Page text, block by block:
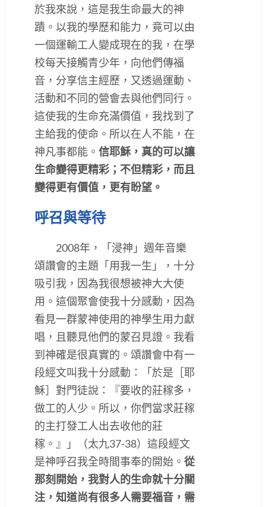
於我來說，這是我生命最大的神
蹟。以我的學歷和能力，竟可以由
一個運輸工人變成現在的我，在學
校每天接觸青少年，向他們傳福
音，分享信主經歷，又透過運動、
活動和不同的營會去與他們同行。
這使我的生命充滿價值，我找到了
主給我的使命。所以在人不能，在
神凡事都能。 信耶穌，真的可以讓
生命變得更精彩；不但精彩，而且
變得更有價值，更有盼望。
呼召與等待
2008年，「浸神」週年音樂
頌讚會的主題「用我一生」，十分
吸引我，因為我很想被神大大使
用。這個聚會使我十分感動，因為
看見一群蒙神使用的神學生用力獻
唱，且聽見他們的蒙召見證。我看
到神確是很真實的。頌讚會中有一
段經文叫我十分感動：「於是［耶
穌］對門徒說：『要收的莊稼多，
做工的人少。所以，你們當求莊稼
的主打發工人出去收他的莊
稼。』」（太九37-38）這段經文
是神呼召我全時間事奉的開始。 從
那刻開始，我對人的生命就十分關
注，知道尚有很多人需要福音，需